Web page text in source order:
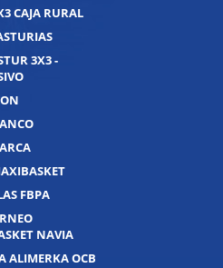
CAJA RURAL
3X3 -
FBPA
NAVIA
ALIMERKA OCB